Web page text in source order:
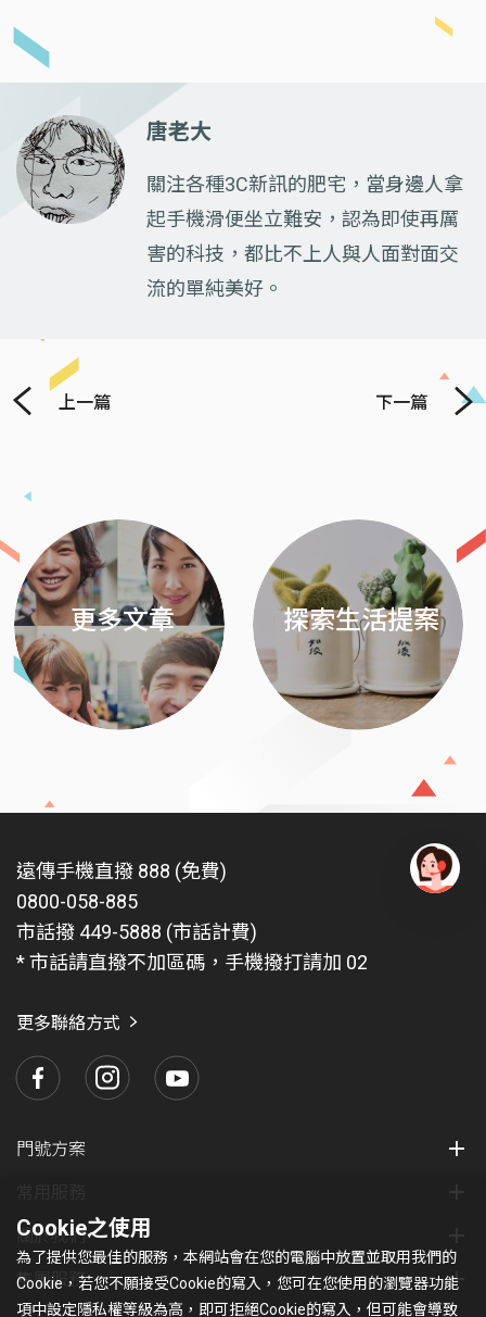
唐老大
關注各種3C新訊的肥宅，當身邊人拿
起手機滑便坐立難安，認為即使再厲
害的科技，都比不上人與人面對面交
流的單純美好。
上一篇 下一篇
更多文章 探索生活提案
遠傳手機直撥 888 (免費)
0800-058-885
市話撥 449-5888 (市話計費)
* 市話請直撥不加區碼，手機撥打請加 02
更多聯絡方式
門號方案
關於我們
集團服務
Cookie之使用
為了提供您最佳的服務，本網站會在您的電腦中放置並取用我們的
Cookie，若您不願接受Cookie的寫入，您可在您使用的瀏覽器功能
項中設定隱私權等級為高，即可拒絕Cookie的寫入，但可能會導致